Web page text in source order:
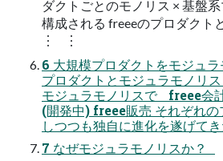
ダクトごとのモノリス × 基盤
構成される freeeのプロダクト
︙ ︙
6 大規模プロダクトをモジュ
プロダクトとモジュラモノリ
モジュラモノリスで freee会
(開発中) freee販売 それぞれの
しつつも独自に進化を遂げてき
7 なぜモジュラモノリスか？